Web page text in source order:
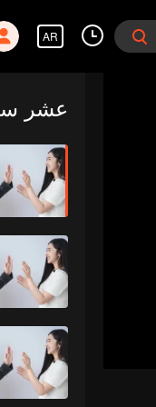
AR
عشر